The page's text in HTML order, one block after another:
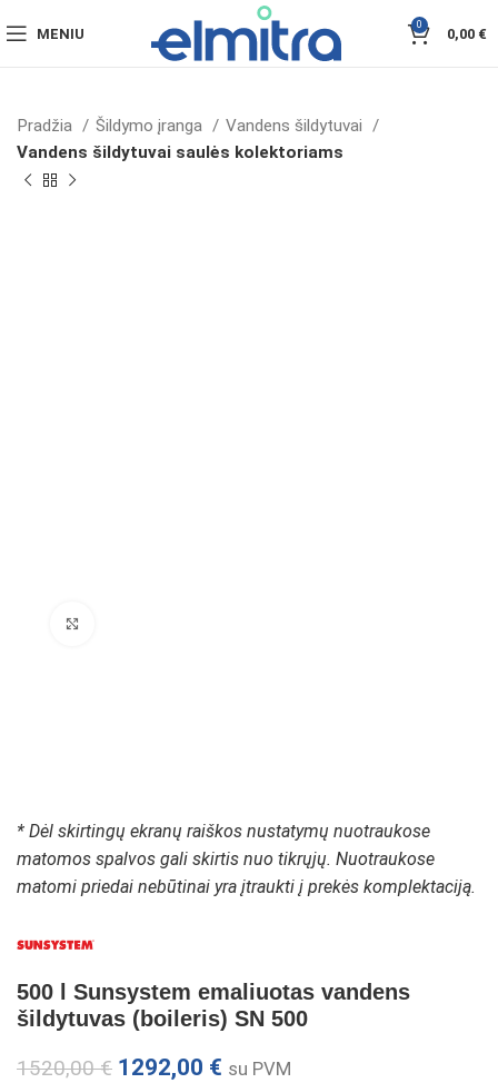
MENIU
0
0,00 €
Pradžia Šildymo įranga
Vandens šildytuvai
Vandens šildytuvai saulės kolektoriams
* Dėl skirtingų ekranų raiškos nustatymų nuotraukose
matomos spalvos gali skirtis nuo tikrųjų. Nuotraukose
matomi priedai nebūtinai yra įtraukti į prekės komplektaciją.
500 l Sunsystem emaliuotas vandens
šildytuvas (boileris) SN 500
1520,00€ 1292,00 € su PVM